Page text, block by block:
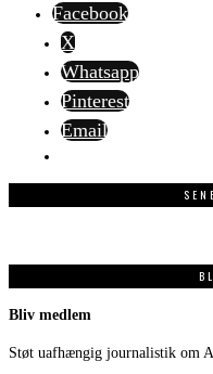
Facebook
X
Whatsapp
Pinterest
Email
Bliv medlem
Støt uafhængig journalistik om